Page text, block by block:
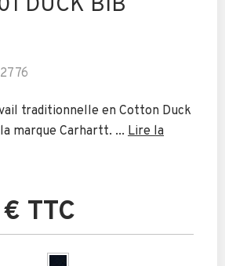
traditionnelle en Cotton Duck
marque Carhartt. ... Lire la
TTC